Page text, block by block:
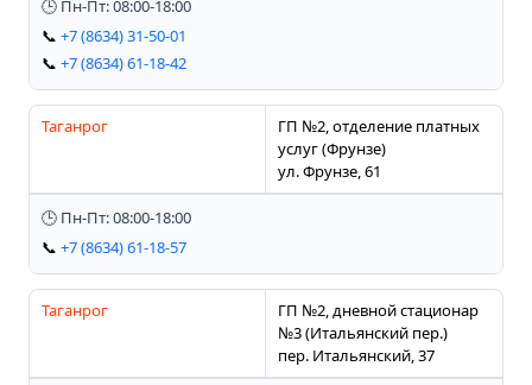
🕒 Пн-Пт: 08:00-18:00
📞 +7 (8634) 31-50-01
📞 +7 (8634) 61-18-42
Таганрог
ГП №2, отделение платных
услуг (Фрунзе)
ул. Фрунзе, 61
🕒 Пн-Пт: 08:00-18:00
📞 +7 (8634) 61-18-57
Таганрог
ГП №2, дневной стационар
№3 (Итальянский пер.)
пер. Итальянский, 37